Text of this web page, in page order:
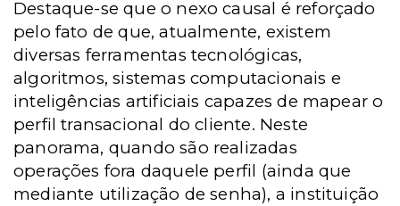
Destaque-se que o nexo causal é reforçado
pelo fato de que, atualmente, existem
diversas ferramentas tecnológicas,
algoritmos, sistemas computacionais e
inteligências artificiais capazes de mapear o
perfil transacional do cliente. Neste
panorama, quando são realizadas
operações fora daquele perfil (ainda que
mediante utilização de senha), a instituição